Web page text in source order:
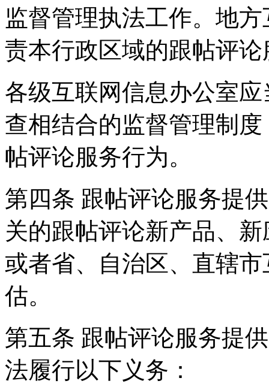
监督管理执法工作。地
责本行政区域的跟帖评
各级互联网信息办公室
查相结合的监督管理制
帖评论服务行为。
第四条 跟帖评论服务提
关的跟帖评论新产品、
或者省、自治区、直辖
估。
第五条 跟帖评论服务提
法履行以下义务：